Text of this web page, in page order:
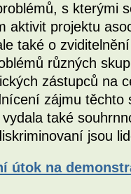
s kterými
aktivit projektu
také o
různých
zástupců na
zájmu těchto
také
jsou
útok na